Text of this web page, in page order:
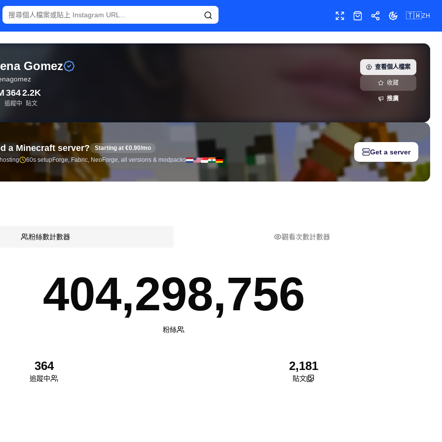
全螢幕商店 分享 切換主題
🇹🇼ZH
Gomez
364
追蹤中
2.2K
貼文
查看個人檔案
收藏
推廣
a Minecraft server?
Starting at €0.90/mo
60s setupForge, Fabric, NeoForge, all versions & modpacks
Get a server
粉絲數計數器 觀看次數計數器
404,298,756
粉絲
364
追蹤中
2,181
貼文